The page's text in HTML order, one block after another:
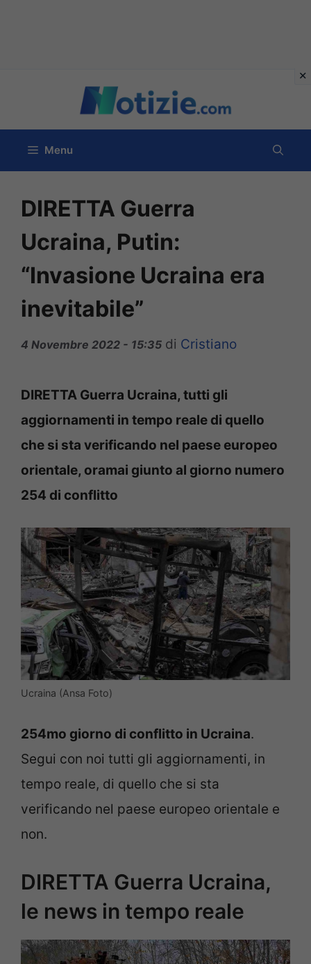
contenuto
Menu
DIRETTA Guerra
Ucraina, Putin:
“Invasione Ucraina era
inevitabile”
4 Novembre 2022 - 15:35 di Cristiano
DIRETTA Guerra Ucraina, tutti gli
aggiornamenti in tempo reale di quello
che si sta verificando nel paese europeo
orientale, oramai giunto al giorno numero
254 di conflitto
Ucraina (Ansa Foto)
254mo giorno di conflitto in Ucraina.
Segui con noi tutti gli aggiornamenti, in
tempo reale, di quello che si sta
verificando nel paese europeo orientale e
non.
DIRETTA Guerra Ucraina,
le news in tempo reale